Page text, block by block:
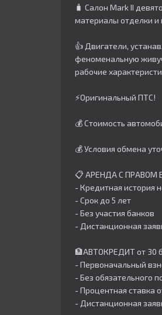
🧳 Салон Mark II
материалы отделки и
👍 Двигатели,
феноменальную
рабочие
⚡Оригинальный ПТС!
💰 Стоимость
💰 Условия обмена
📋 АРЕНДА С ПРАВОМ
- Кредитная история
- Срок до 5 лет
- Без участия банков
- Дистанционная
🏦АВТОКРЕДИТ от 30
- Первоначальный
- Без обязательного
- Процентная ставка
- Дистанционная